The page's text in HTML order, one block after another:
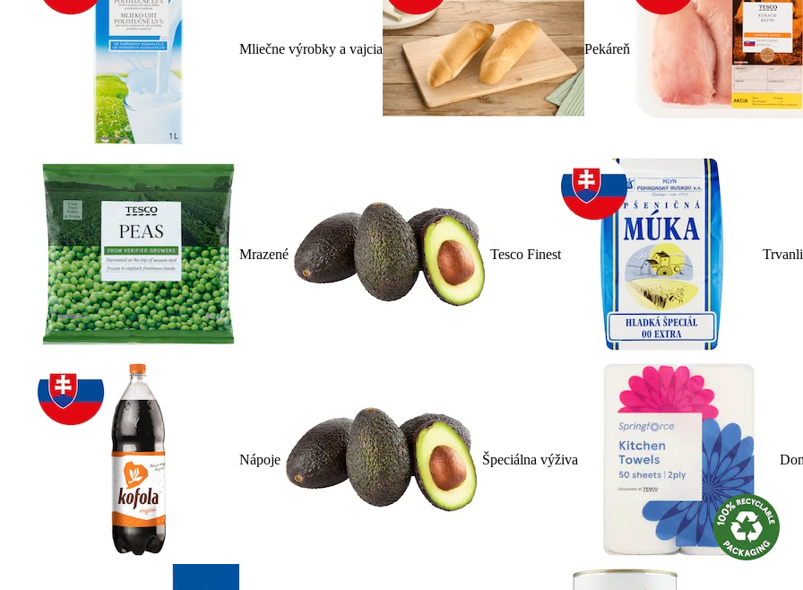
Mliečne výrobky a vajcia Pekáreň
Mrazené Tesco Finest
Nápoje Špeciálna výživa